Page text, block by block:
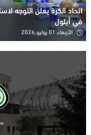
اتحاد الكرة يعلن التوجه
في أيلول
الأربعاء 01 يوليو,2026